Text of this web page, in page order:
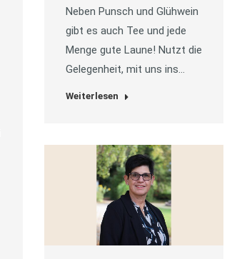
Neben Punsch und Glühwein
gibt es auch Tee und jede
Menge gute Laune! Nutzt die
Gelegenheit, mit uns ins…
Weiterlesen